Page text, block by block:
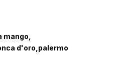
mango
d'oro palermo